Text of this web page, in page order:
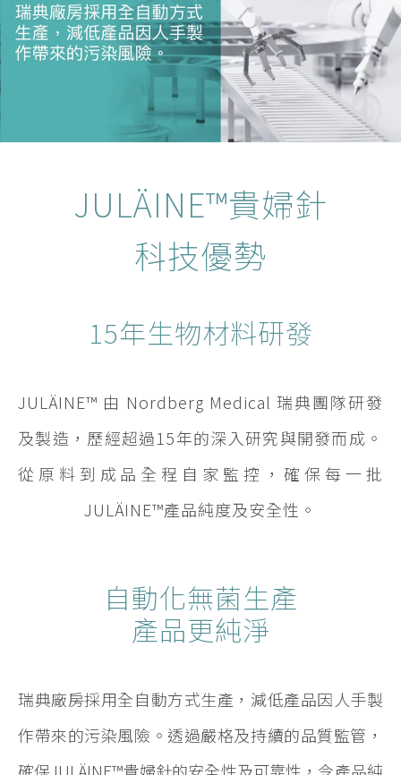
JULÄINE™貴婦針
科技優勢
15年生物材料研發
JULÄINE™ 由 Nordberg Medical 瑞典團隊研發
及製造，歷經超過15年的深入研究與開發而成。
從原料到成品全程自家監控，確保每一批
JULÄINE™產品純度及安全性。
自動化無菌生產
產品更純淨
瑞典廠房採用全自動方式生產，減低產品因人手製
作帶來的污染風險。透過嚴格及持續的品質監管，
確保JULÄINE™貴婦針的安全性及可靠性，令產品純